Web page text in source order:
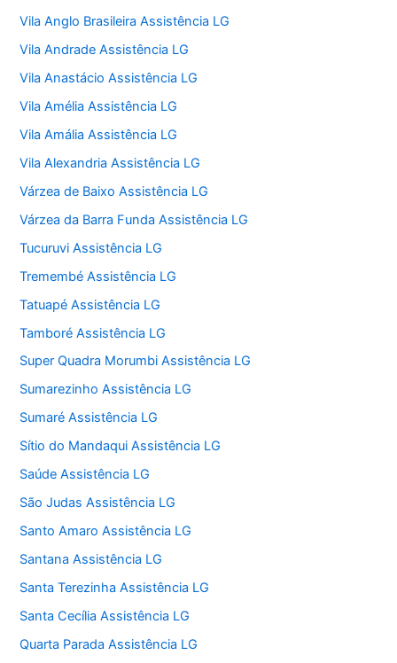
Vila Anglo Brasileira Assistência LG
Vila Andrade Assistência LG
Vila Anastácio Assistência LG
Vila Amélia Assistência LG
Vila Amália Assistência LG
Vila Alexandria Assistência LG
Várzea de Baixo Assistência LG
Várzea da Barra Funda Assistência LG
Tucuruvi Assistência LG
Tremembé Assistência LG
Tatuapé Assistência LG
Tamboré Assistência LG
Super Quadra Morumbi Assistência LG
Sumarezinho Assistência LG
Sumaré Assistência LG
Sítio do Mandaqui Assistência LG
Saúde Assistência LG
São Judas Assistência LG
Santo Amaro Assistência LG
Santana Assistência LG
Santa Terezinha Assistência LG
Santa Cecília Assistência LG
Quarta Parada Assistência LG